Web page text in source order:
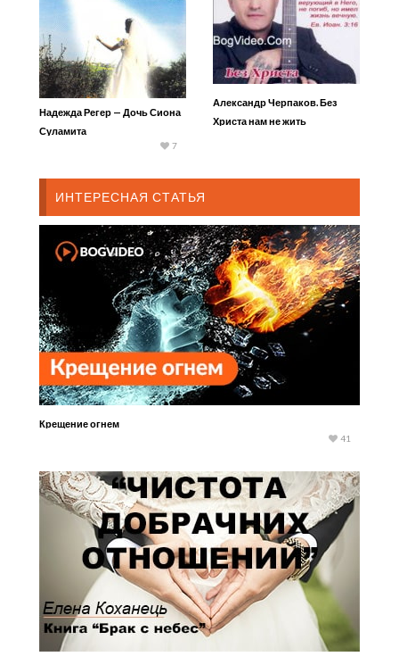
Надежда Регер — Дочь Сиона
Суламита
7
Александр Черпаков. Без
Христа нам не жить
ИНТЕРЕСНАЯ СТАТЬЯ
Крещение огнем
41